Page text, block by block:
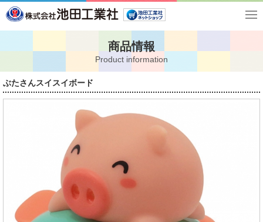
商品情報
Product information
ぶたさんスイスイボード